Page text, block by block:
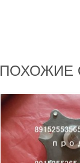
ПОХОЖИЕ